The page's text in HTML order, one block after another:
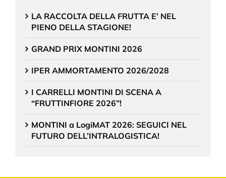
LA RACCOLTA DELLA FRUTTA E’ NEL
PIENO DELLA STAGIONE!
GRAND PRIX MONTINI 2026
IPER AMMORTAMENTO 2026/2028
I CARRELLI MONTINI DI SCENA A
“FRUTTINFIORE 2026”!
MONTINI a LogiMAT 2026: SEGUICI NEL
FUTURO DELL’INTRALOGISTICA!